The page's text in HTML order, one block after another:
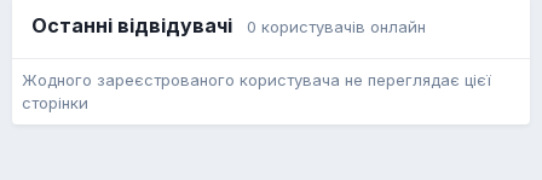
Останні відвідувачі 0 користувачів онлайн
Жодного зареєстрованого користувача не переглядає цієї
сторінки